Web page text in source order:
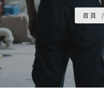
首頁 /